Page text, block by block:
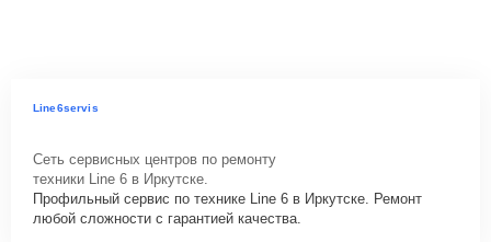
Line6servis
Сеть сервисных центров по ремонту
техники Line 6 в Иркутске.
Профильный сервис по технике Line 6 в Иркутске. Ремонт
любой сложности с гарантией качества.